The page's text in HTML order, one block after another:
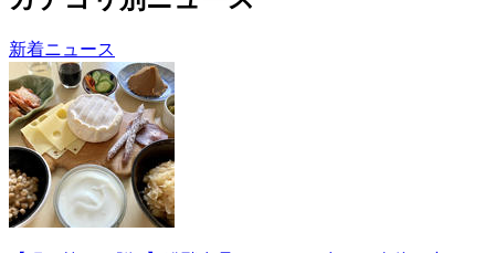
新着ニュース